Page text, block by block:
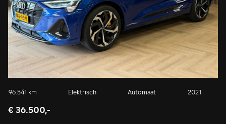
96.541 km Elektrisch Automaat 2021
€ 36.500,-